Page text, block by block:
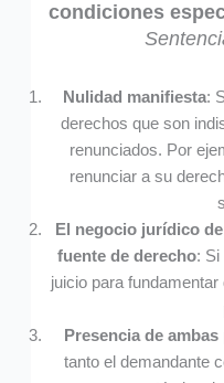
condiciones
Nulidad manifiesta:
derechos que son
renunciados. Por
renunciar a su
El negocio jurídico
fuente de derecho: Si
juicio para
Presencia de
tanto el demandante